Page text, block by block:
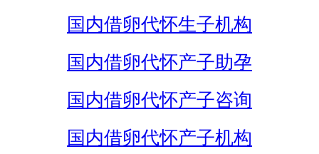
国内借卵代怀生子机构
国内借卵代怀产子助孕
国内借卵代怀产子咨询
国内借卵代怀产子机构